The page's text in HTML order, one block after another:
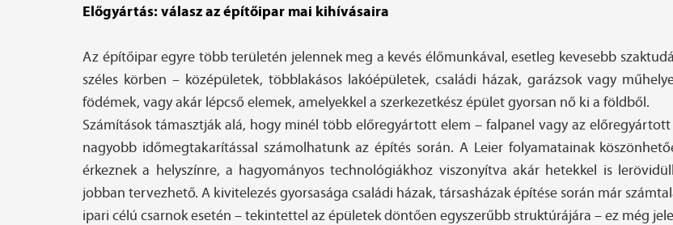
Előgyártás: válasz az építőipar mai kihívásaira
Az építőipar egyre több területén jelennek meg a kevés élőmunkával, esetleg kevesebb
széles körben – középületek, többlakásos lakóépületek, családi házak, garázsok vagy
födémek, vagy akár lépcső elemek, amelyekkel a szerkezetkész épület gyorsan nő ki a földből.
Számítások támasztják alá, hogy minél több előregyártott elem – falpanel vagy az
nagyobb időmegtakarítással számolhatunk az építés során. A Leier folyamatainak
érkeznek a helyszínre, a hagyományos technológiákhoz viszonyítva akár hetekkel is
jobban tervezhető. A kivitelezés gyorsasága családi házak, társasházak építése során már
ipari célú csarnok esetén – tekintettel az épületek döntően egyszerűbb struktúrájára – ez még